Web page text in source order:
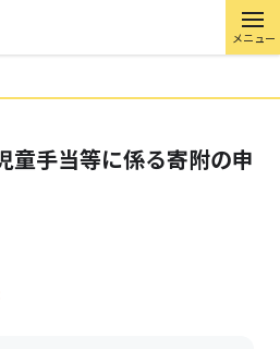
メニュー
童手当等に係る寄附の申